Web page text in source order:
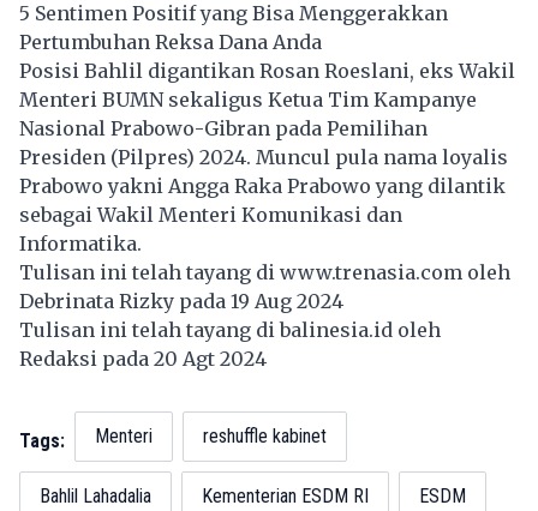
5 Sentimen Positif yang Bisa Menggerakkan
Pertumbuhan Reksa Dana Anda
Posisi Bahlil digantikan Rosan Roeslani, eks Wakil
Menteri BUMN sekaligus Ketua Tim Kampanye
Nasional Prabowo-Gibran pada Pemilihan
Presiden (Pilpres) 2024. Muncul pula nama loyalis
Prabowo yakni Angga Raka Prabowo yang dilantik
sebagai Wakil Menteri Komunikasi dan
Informatika.
Tulisan ini telah tayang di www.trenasia.com oleh
Debrinata Rizky pada 19 Aug 2024
Tulisan ini telah tayang dibalinesia.id oleh
Redaksi pada 20 Agt 2024
Tags: Menteri reshuffle kabinet
Bahlil Lahadalia Kementerian ESDM RI ESDM